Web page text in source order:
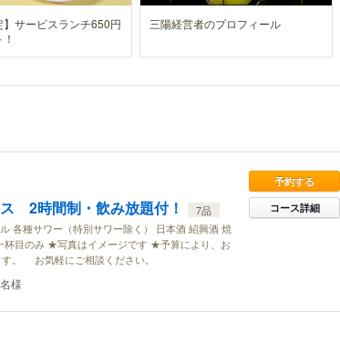
】サービスランチ650円
三陽経営者のプロフィール
2時間制・飲み放題付！
7品
各種サワー（特別サワー除く） 日本酒 紹興酒 焼
目のみ ★写真はイメージです ★予算により、お
。 お気軽にご相談ください。
予約する
コース詳細
様